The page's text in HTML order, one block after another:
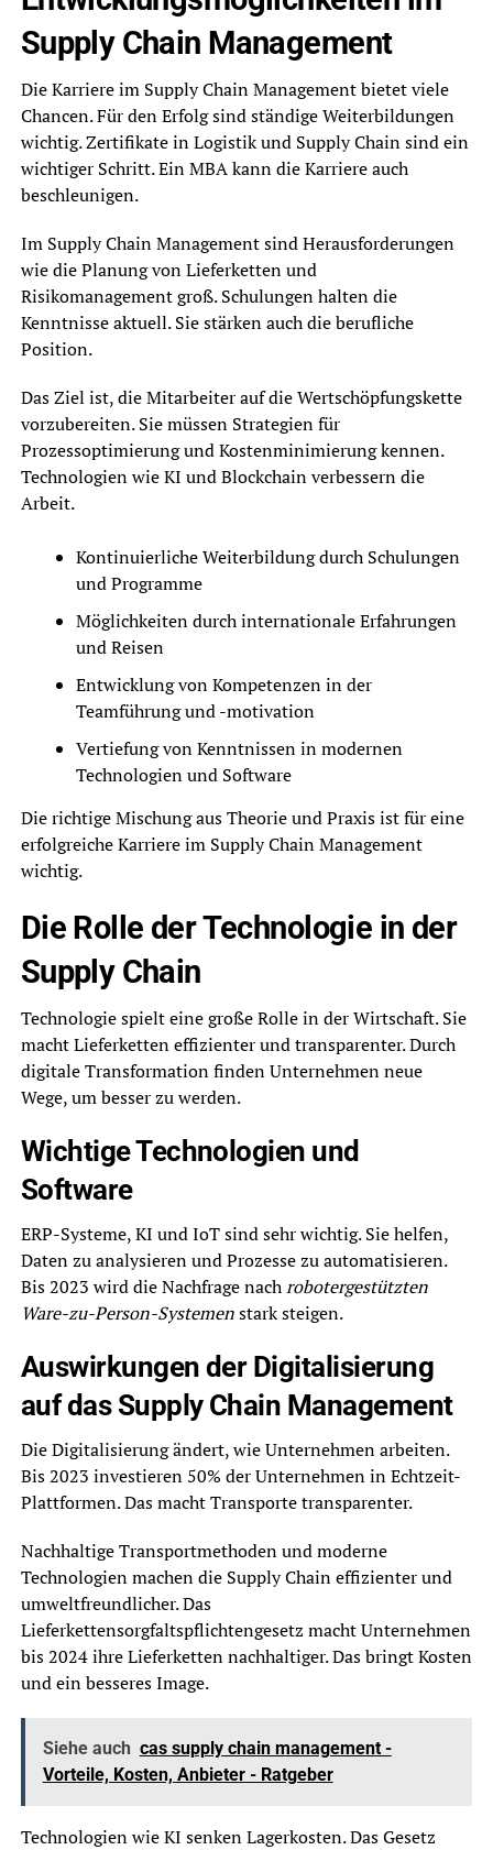
Supply Chain Management
Die Karriere im Supply Chain Management bietet viele
Chancen. Für den Erfolg sind ständige Weiterbildungen
wichtig. Zertifikate in Logistik und Supply Chain sind ein
wichtiger Schritt. Ein MBA kann die Karriere auch
beschleunigen.
Im Supply Chain Management sind Herausforderungen
wie die Planung von Lieferketten und
Risikomanagement groß. Schulungen halten die
Kenntnisse aktuell. Sie stärken auch die berufliche
Position.
Das Ziel ist, die Mitarbeiter auf die Wertschöpfungskette
vorzubereiten. Sie müssen Strategien für
Prozessoptimierung und Kostenminimierung kennen.
Technologien wie KI und Blockchain verbessern die
Arbeit.
Kontinuierliche Weiterbildung durch Schulungen
und Programme
Möglichkeiten durch internationale Erfahrungen
und Reisen
Entwicklung von Kompetenzen in der
Teamführung und -motivation
Vertiefung von Kenntnissen in modernen
Technologien und Software
Die richtige Mischung aus Theorie und Praxis ist für eine
erfolgreiche Karriere im Supply Chain Management
wichtig.
Die Rolle der Technologie in der
Supply Chain
Technologie spielt eine große Rolle in der Wirtschaft. Sie
macht Lieferketten effizienter und transparenter. Durch
digitale Transformation finden Unternehmen neue
Wege, um besser zu werden.
Wichtige Technologien und
Software
ERP-Systeme, KI und IoT sind sehr wichtig. Sie helfen,
Daten zu analysieren und Prozesse zu automatisieren.
Bis 2023 wird die Nachfrage nachrobotergestützten
Ware-zu-Person-Systemenstark steigen.
Auswirkungen der Digitalisierung
auf das Supply Chain Management
Die Digitalisierung ändert, wie Unternehmen arbeiten.
Bis 2023 investieren 50% der Unternehmen in Echtzeit-
Plattformen. Das macht Transporte transparenter.
Nachhaltige Transportmethoden und moderne
Technologien machen die Supply Chain effizienter und
umweltfreundlicher. Das
Lieferkettensorgfaltspflichtengesetz macht Unternehmen
bis 2024 ihre Lieferketten nachhaltiger. Das bringt Kosten
und ein besseres Image.
Siehe auch cas supply chain management -
Vorteile, Kosten, Anbieter - Ratgeber
Technologien wie KI senken Lagerkosten. Das Gesetz